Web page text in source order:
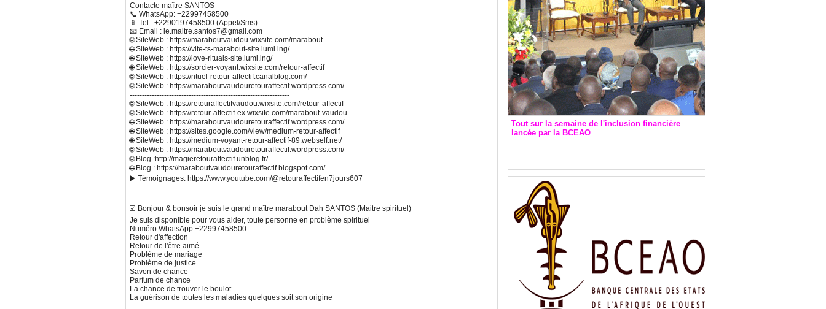
Contacte maître SANTOS
📞 WhatsApp: +22997458500
📱 Tel : +2290197458500 (Appel/Sms)
📧 Email : le.maitre.santos7@gmail.com
🌐 SiteWeb : https://maraboutvaudou.wixsite.com/marabout
🌐 SiteWeb : https://vite-ts-marabout-site.lumi.ing/
🌐 SiteWeb : https://love-rituals-site.lumi.ing/
🌐 SiteWeb : https://sorcier-voyant.wixsite.com/retour-affectif
🌐 SiteWeb : https://rituel-retour-affectif.canalblog.com/
🌐 SiteWeb : https://maraboutvaudouretouraffectif.wordpress.com/
-----------------------------------------------------------------
🌐 SiteWeb : https://retouraffectifvaudou.wixsite.com/retour-affectif
🌐 SiteWeb : https://retour-affectif-ex.wixsite.com/marabout-vaudou
🌐 SiteWeb : https://maraboutvaudouretouraffectif.wordpress.com/
🌐 SiteWeb : https://sites.google.com/view/medium-retour-affectif
🌐 SiteWeb : https://medium-voyant-retour-affectif-89.webself.net/
🌐 SiteWeb : https://maraboutvaudouretouraffectif.wordpress.com/
🌐 Blog :http://magieretouraffectif.unblog.fr/
🌐 Blog : https://maraboutvaudouretouraffectif.blogspot.com/
▶️ Témoignages: https://www.youtube.com/@retouraffectifen7jours607
============================================================
☑️ Bonjour & bonsoir je suis le grand maître marabout Dah SANTOS (Maitre spirituel)
Je suis disponible pour vous aider, toute personne en problème spirituel
Numéro WhatsApp +22997458500
Retour d'affection
Retour de l'être aimé
Problème de mariage
Problème de justice
Savon de chance
Parfum de chance
La chance de trouver le boulot
La guérison de toutes les maladies quelques soit son origine
Tout sur la semaine de l'inclusion financière
lancée par la BCEAO